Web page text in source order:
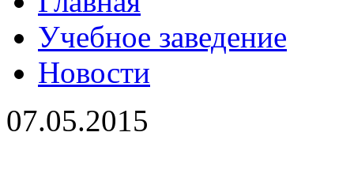
Учебное заведение
Новости
07.05.2015